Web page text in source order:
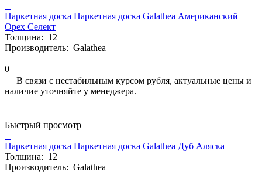
Паркетная доска Паркетная доска Galathea Американский
Орех Селект
Толщина: 12
Производитель: Galathea
0
В связи с нестабильным курсом рубля, актуальные цены и
наличие уточняйте у менеджера.
Быстрый просмотр
Паркетная доска Паркетная доска Galathea Дуб Аляска
Толщина: 12
Производитель: Galathea